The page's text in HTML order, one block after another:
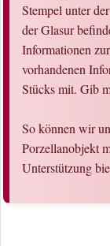
Stempel unter
der Glasur
Informationen
vorhandenen
Stücks mit. Gib
So können wir
Porzellanobjekt
Unterstützung